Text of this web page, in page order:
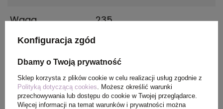
Waga
235
Materiał
Recycled cotton, 210
Kolor Natural
Konfiguracja zgód
Dbamy o Twoją prywatność
Sklep korzysta z plików cookie w celu realizacji usług zgodnie z
Polityką dotyczącą cookies . Możesz określić warunki
przechowywania lub dostępu do cookie w Twojej przeglądarce.
Więcej informacji na temat warunków i prywatności można